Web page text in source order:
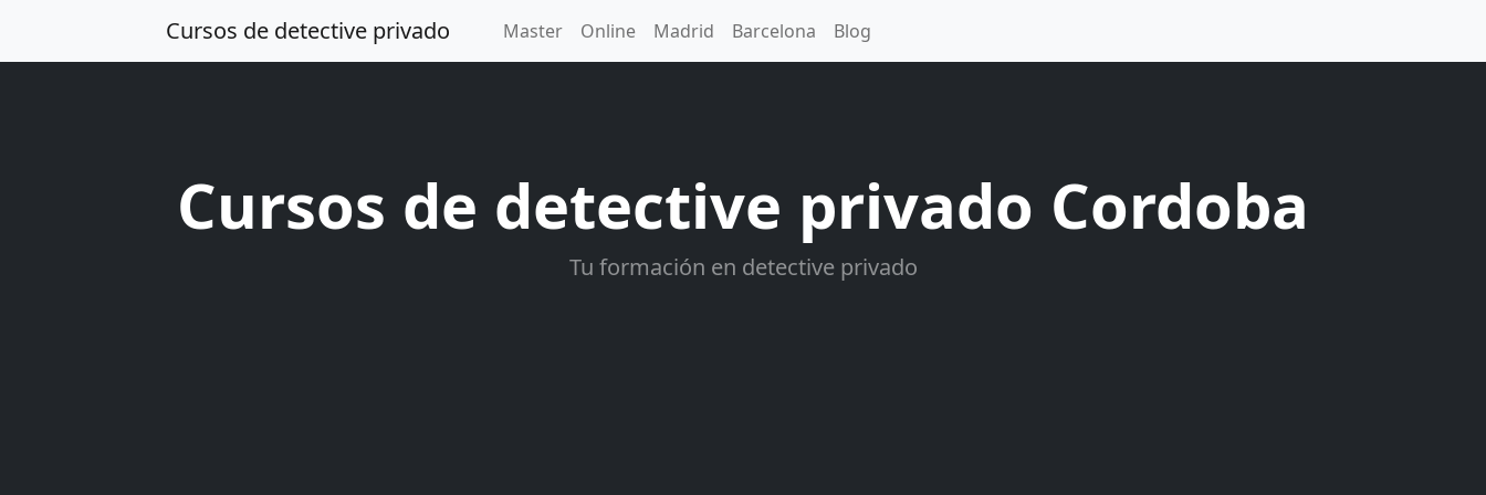
Cursos de detective privado Master Online Madrid Barcelona Blog
Cursos de detective privado Cordoba
Tu formación en detective privado